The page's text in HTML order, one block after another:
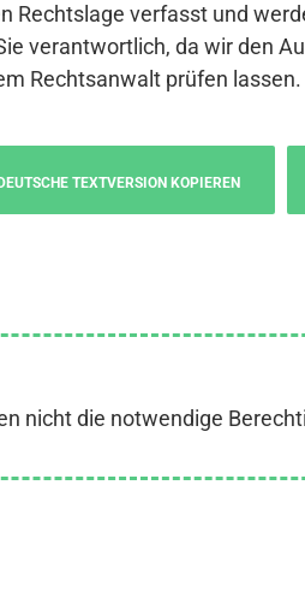
Rechtslage verfasst und
verantwortlich, da wir den
Rechtsanwalt prüfen
DEUTSCHE TEXTVERSION KOPIEREN
nicht die notwendige